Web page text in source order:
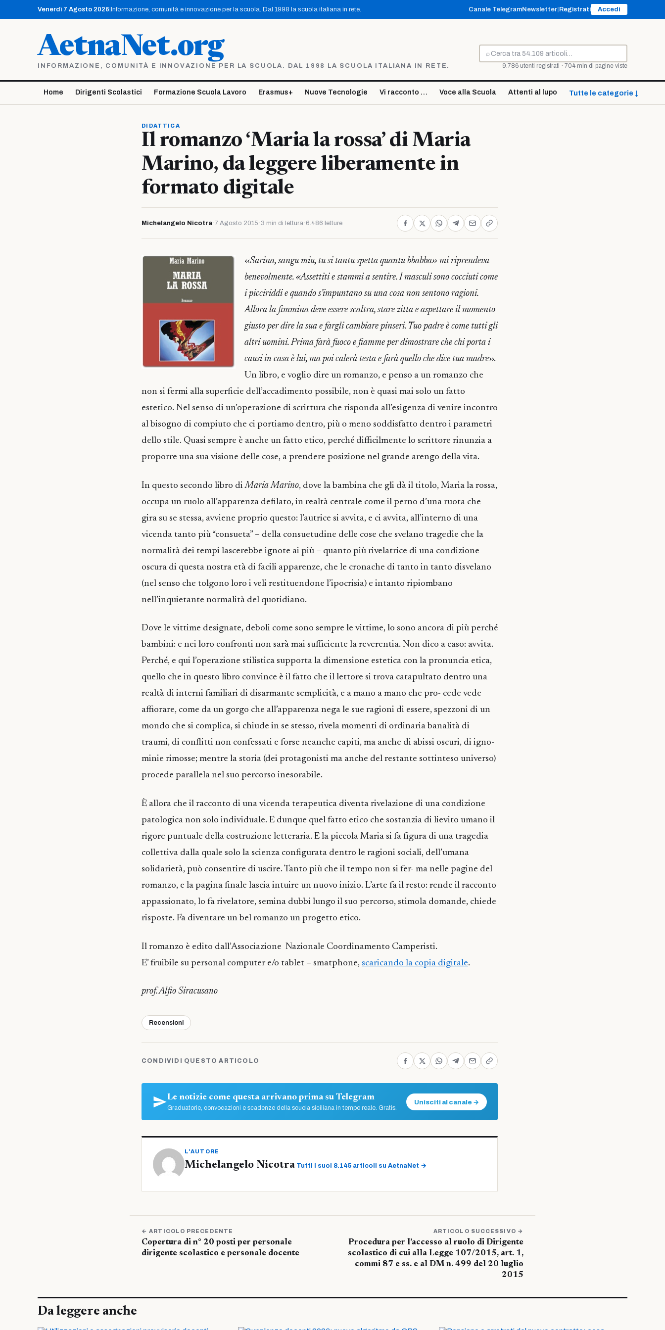
contenuto
Venerdì 7 Agosto 2026 Informazione, comunità e innovazione per la scuola. Dal 1998 la scuola italiana in rete. Canale TelegramNewsletter Registrati Accedi
AetnaNet.org
INFORMAZIONE, COMUNITÀ E INNOVAZIONE PER LA SCUOLA. DAL 1998 LA SCUOLA ITALIANA IN RETE.
⌕
Cerca
9.786 utenti registrati · 704 mln di pagine viste
Home Dirigenti Scolastici Formazione Scuola Lavoro Erasmus+ Nuove Tecnologie Vi racconto … Voce alla Scuola Attenti al lupo Tutte le categorie ↓
DIDATTICA
Il romanzo ‘Maria la rossa’ di Maria
Marino, da leggere liberamente in
formato digitale
Michelangelo Nicotra·7 Agosto 2015 · 3 min di lettura· 6.486 letture
‹‹Sarina, sangu miu, tu si tantu spetta quantu bbabba›› mi riprendeva
benevolmente. ‹‹Assettiti e stammi a sentire. I masculi sono cocciuti come
i picciriddi e quando s’impuntano su una cosa non sentono ragioni.
Allora la fimmina deve essere scaltra, stare zitta e aspettare il momento
giusto per dire la sua e fargli cambiare pinseri. Tuo padre è come tutti gli
altri uomini. Prima farà fuoco e fiamme per dimostrare che chi porta i
causi in casa è lui, ma poi calerà testa e farà quello che dice tua madre››.
Un libro, e voglio dire un romanzo, e penso a un romanzo che
non si fermi alla superficie dell’accadimento possibile, non è quasi mai solo un fatto
estetico. Nel senso di un’operazione di scrittura che risponda all’esigenza di venire incontro
al bisogno di compiuto che ci portiamo dentro, più o meno soddisfatto dentro i parametri
dello stile. Quasi sempre è anche un fatto etico, perché difficilmente lo scrittore rinunzia a
proporre una sua visione delle cose, a prendere posizione nel grande arengo della vita.
In questo secondo libro diMaria Marino, dove la bambina che gli dà il titolo, Maria la rossa,
occupa un ruolo all’apparenza defilato, in realtà centrale come il perno d’una ruota che
gira su se stessa, avviene proprio questo: l’autrice si avvita, e ci avvita, all’interno di una
vicenda tanto più “consueta” – della consuetudine delle cose che svelano tragedie che la
normalità dei tempi lascerebbe ignote ai più – quanto più rivelatrice di una condizione
oscura di questa nostra età di facili apparenze, che le cronache di tanto in tanto disvelano
(nel senso che tolgono loro i veli restituendone l’ipocrisia) e intanto ripiombano
nell’inquietante normalità del quotidiano.
Dove le vittime designate, deboli come sono sempre le vittime, lo sono ancora di più perché
bambini: e nei loro confronti non sarà mai sufficiente la reverentia. Non dico a caso: avvita.
Perché, e qui l’operazione stilistica supporta la dimensione estetica con la pronuncia etica,
quello che in questo libro convince è il fatto che il lettore si trova catapultato dentro una
realtà di interni familiari di disarmante semplicità, e a mano a mano che pro- cede vede
affiorare, come da un gorgo che all’apparenza nega le sue ragioni di essere, spezzoni di un
mondo che si complica, si chiude in se stesso, rivela momenti di ordinaria banalità di
traumi, di conflitti non confessati e forse neanche capiti, ma anche di abissi oscuri, di igno-
minie rimosse; mentre la storia (dei protagonisti ma anche del restante sottinteso universo)
procede parallela nel suo percorso inesorabile.
È allora che il racconto di una vicenda terapeutica diventa rivelazione di una condizione
patologica non solo individuale. E dunque quel fatto etico che sostanzia di lievito umano il
rigore puntuale della costruzione letteraria. E la piccola Maria si fa figura di una tragedia
collettiva dalla quale solo la scienza configurata dentro le ragioni sociali, dell’umana
solidarietà, può consentire di uscire. Tanto più che il tempo non si fer- ma nelle pagine del
romanzo, e la pagina finale lascia intuire un nuovo inizio. L’arte fa il resto: rende il racconto
appassionato, lo fa rivelatore, semina dubbi lungo il suo percorso, stimola domande, chiede
risposte. Fa diventare un bel romanzo un progetto etico.
Il romanzo è edito dall’Associazione Nazionale Coordinamento Camperisti.
E’ fruibile su personal computer e/o tablet – smatphone, scaricando la copia digitale.
prof. Alfio Siracusano
Recensioni
CONDIVIDI QUESTO ARTICOLO
Le notizie come questa arrivano prima su Telegram
Graduatorie, convocazioni e scadenze della scuola siciliana in tempo reale. Gratis.
Unisciti al canale →
L'AUTORE
Michelangelo Nicotra Tutti i suoi 8.145 articoli su AetnaNet →
← ARTICOLO PRECEDENTE
Copertura di n° 20 posti per personale
dirigente scolastico e personale docente
ARTICOLO SUCCESSIVO →
Procedura per l’accesso al ruolo di Dirigente
scolastico di cui alla Legge 107/2015, art. 1,
commi 87 e ss. e al DM n. 499 del 20 luglio
2015
Da leggere anche